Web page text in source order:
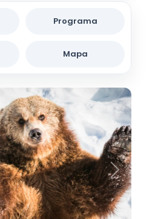
Programa
Mapa